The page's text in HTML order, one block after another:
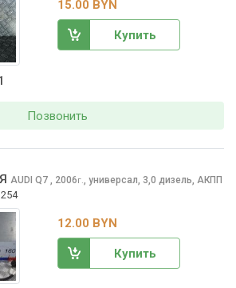
15.00 BYN
Купить
Позвонить
AUDI Q7 , 2006г. универсал, 3,0 дизель, АКПП
12.00 BYN
Купить